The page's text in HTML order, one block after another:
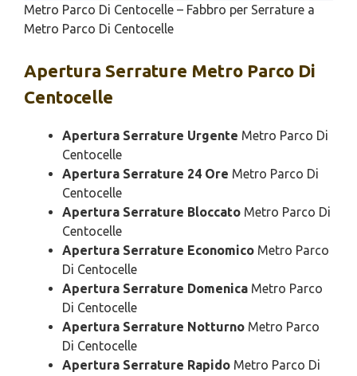
Metro Parco Di Centocelle – Fabbro per Serrature a
Metro Parco Di Centocelle
Apertura Serrature Metro Parco Di
Centocelle
Apertura Serrature Urgente Metro Parco Di
Centocelle
Apertura Serrature 24 Ore Metro Parco Di
Centocelle
Apertura Serrature Bloccato Metro Parco Di
Centocelle
Apertura Serrature Economico Metro Parco
Di Centocelle
Apertura Serrature Domenica Metro Parco
Di Centocelle
Apertura Serrature Notturno Metro Parco
Di Centocelle
Apertura Serrature Rapido Metro Parco Di